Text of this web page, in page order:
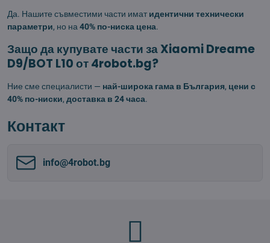
Да. Нашите съвместими части имат идентични технически
параметри, но на 40% по-ниска цена.
Защо да купувате части за Xiaomi Dreame
D9/BOT L10 от 4robot.bg?
Ние сме специалисти — най-широка гама в България, цени с
40% по-ниски, доставка в 24 часа.
Контакт
info​@4robot​.bg